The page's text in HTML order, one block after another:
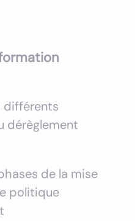
différents
dérèglement
de la mise
politique